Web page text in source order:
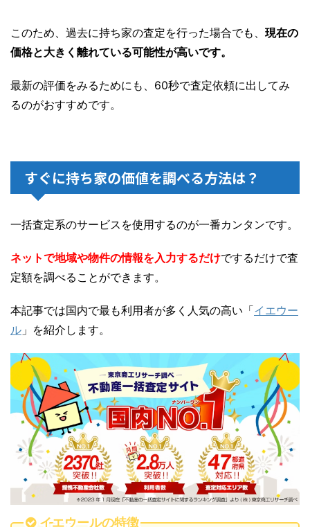
このため、過去に持ち家の査定を行った場合でも、 現在の
価格と大きく離れている可能性が高いです。
最新の評価をみるためにも、60秒で査定依頼に出してみ
るのがおすすめです。
すぐに持ち家の価値を調べる方法は？
一括査定系のサービスを使用するのが一番カンタンです。
ネットで地域や物件の情報を入力するだけでするだけで査
定額を調べることができます。
本記事では国内で最も利用者が多く人気の高い「イエウー
ル 」を紹介します。
イエウールの特徴